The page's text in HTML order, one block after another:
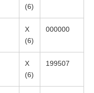
(6)
X
(6)
000000
X
(6)
199507